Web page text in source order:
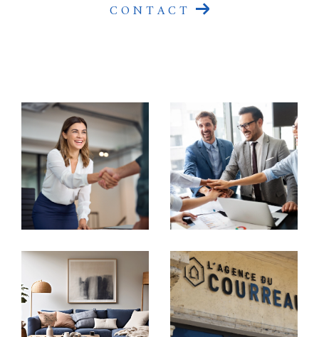
caractère, d'investissements locatifs ou de locaux
Votre partenaire immobilier de
confiance
Transaction immobilière
ChezAgence du Courreau, chaque projet est unique.
Nous nous engageons à vous offrir une visibilité
maximale à travers nosannonces immobilières à Mon
maison, un appartement, un studio ou un immeuble,
nous mettons en place des stratégies marketing
personnalisées pour capter l'attention des acheteurs
potentiels.
CONTACT